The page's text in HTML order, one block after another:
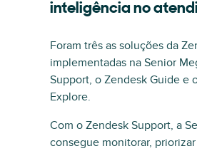
inteligência no
Foram três as soluções da
implementadas na Senior
Support, o Zendesk Guide e
Explore.
Com o Zendesk Support, a
consegue monitorar,